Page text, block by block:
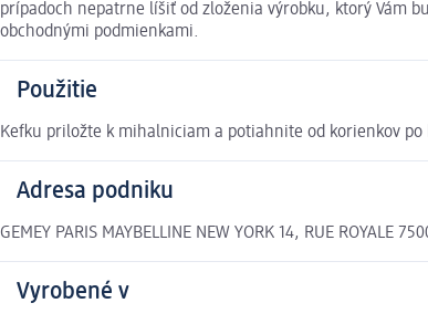
prípadoch nepatrne líšiť od zloženia výrobku, ktorý Vám
obchodnými podmienkami.
Použitie
Kefku priložte k mihalniciam a potiahnite od korienkov
Adresa podniku
GEMEY PARIS MAYBELLINE NEW YORK 14, RUE ROYALE
Vyrobené v